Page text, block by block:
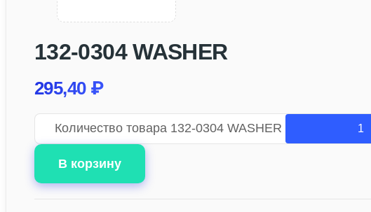
132-0304 WASHER
295,40 ₽
Количество товара 132-0304 WASHER
В корзину